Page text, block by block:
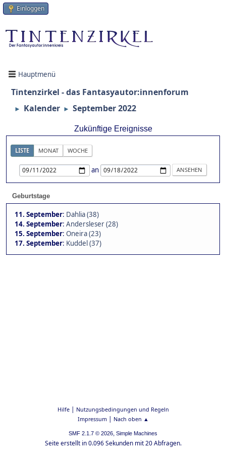
Einloggen
Hauptmenü
Tintenzirkel - das Fantasyautor:innenforum
► Kalender ► September 2022
Zukünftige Ereignisse
LISTE MONAT WOCHE
an
Geburtstage
11. September: Dahlia (38)
14. September: Andersleser (28)
15. September: Oneira (23)
17. September: Kuddel (37)
Hilfe| Nutzungsbedingungen und Regeln
Impressum| Nach oben ▲
SMF 2.1.7 © 2026, Simple Machines
Seite erstellt in 0.096 Sekunden mit 20 Abfragen.